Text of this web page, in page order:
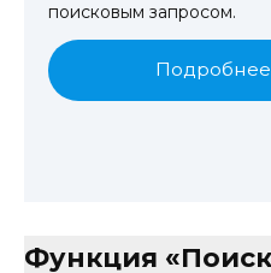
поисковым запросом.
Подробнее
Функция